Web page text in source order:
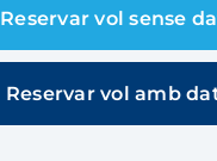
Reservar vol sense
Reservar vol amb